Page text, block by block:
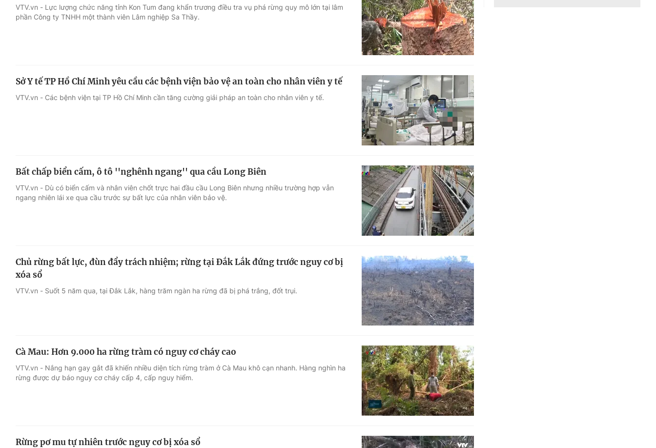
VTV.vn - Lực lượng chức năng tỉnh Kon Tum đang khẩn trương điều tra vụ phá rừng quy mô lớn tại lâm
phần Công ty TNHH một thành viên Lâm nghiệp Sa Thầy.
Sở Y tế TP Hồ Chí Minh yêu cầu các bệnh viện bảo vệ an toàn cho nhân viên y tế
VTV.vn - Các bệnh viện tại TP Hồ Chí Minh cần tăng cường giải pháp an toàn cho nhân viên y tế.
Bất chấp biển cấm, ô tô ''nghênh ngang'' qua cầu Long Biên
VTV.vn - Dù có biển cấm và nhân viên chốt trực hai đầu cầu Long Biên nhưng nhiều trường hợp vẫn
ngang nhiên lái xe qua cầu trước sự bất lực của nhân viên bảo vệ.
Chủ rừng bất lực, đùn đẩy trách nhiệm; rừng tại Đắk Lắk đứng trước nguy cơ bị
xóa sổ
VTV.vn - Suốt 5 năm qua, tại Đắk Lắk, hàng trăm ngàn ha rừng đã bị phá trắng, đốt trụi.
Cà Mau: Hơn 9.000 ha rừng tràm có nguy cơ cháy cao
VTV.vn - Nắng hạn gay gắt đã khiến nhiều diện tích rừng tràm ở Cà Mau khô cạn nhanh. Hàng nghìn ha
rừng được dự báo nguy cơ cháy cấp 4, cấp nguy hiểm.
Rừng pơ mu tự nhiên trước nguy cơ bị xóa sổ